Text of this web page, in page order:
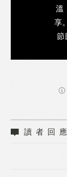
溫
享
節
讀者回應